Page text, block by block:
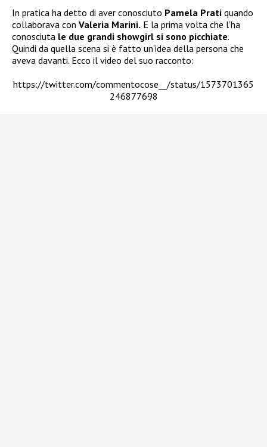
In pratica ha detto di aver conosciuto Pamela Prati quando
collaborava con Valeria Marini. E la prima volta che l’ha
conosciuta le due grandi showgirl si sono picchiate.
Quindi da quella scena si è fatto un’idea della persona che
aveva davanti. Ecco il video del suo racconto:
https://twitter.com/commentocose__/status/1573701365
246877698